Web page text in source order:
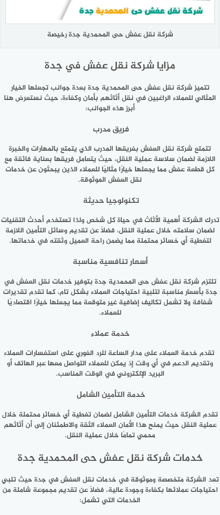
شركة نقل عفش حى المحمدية جدة رخيصة
مزايا شركة نقل عفش في جدة
تتميز شركة نقل عفش حى المحمدية جدة بعدة جوانب تجعلها الخيار
المثالي للعملاء الراغبين في نقل أثاثهم بأمان وكفاءة، حيث نستعرض هنا
أبرز هذه الجوانب:
فريق مدرب
تتمتع شركة نقل العفش بفريقها المدرب الذي يتمتع بالمهارات والخبرة
اللازمة لضمان سلاسة عملية النقل، حيث يتعامل فريقها بعناية فائقة مع
كل قطعة عفش مما يجعلها خيارًا مثاليًا للعملاء الذين يبحثون عن خدمات
نقل العفش الموثوقة.
تكنولوجيا حديثة
تدرك الشركة أهمية الأثاث في حياة كل شخص ولذا تستخدم أحدث التقنيات
لضمان سلامته خلال عملية النقل، فضلًا عن تقديم وسائل التأمين اللازمة
لتغطية أي خسائر محتملة مما يضمن راحة العميل وثقته في خدماتها.
أسعار تنافسية مناسبة
تلتزم شركة نقل عفش حى المحمدية جدة بتوفير خدمات نقل العفش في
جدة بأسعار مناسبة لتلبية احتياجات العملاء بشكل تام، كما تقدم تقديرات
شفافة ولا تشمل تكاليف إضافية غير متوقعة مما يجعلها خيارًا اقتصاديًا
للعملاء.
خدمة عملاء
تقدم خدمة العملاء على مدار الساعة للرد الفوري على استفسارات العملاء
وتقديم الدعم في أي وقت إذ يمكن للعملاء التواصل معها عبر الهاتف أو
البريد الإلكتروني في الوقت المناسب.
خدمة التأمين الشامل
تقدم الشركة خدمات التأمين الشامل لضمان تغطية أي خسائر محتملة خلال
عملية النقل حيث يمنح هذا الأمان العملاء الثقة والاطمئنان إلى أن أثاثهم
محمي تمامًا خلال عملية النقل.
خدمات شركة نقل عفش حى المحمدية جدة
تعد الشركة متخصصة وموثوقة في خدمات نقل العفش في جدة حيث تلبي
احتياجات عملائها بكفاءة وجودة عالية، فضلًا عن تقديم مجموعة شاملة من
الخدمات التي تشمل: